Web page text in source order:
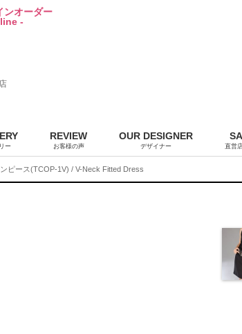
ンオーダー
-
ー
REVIEW
お客様の声
OUR DESIGNER
デザイナー 直営
ピース(TCOP-1V) / V-Neck Fitted Dress